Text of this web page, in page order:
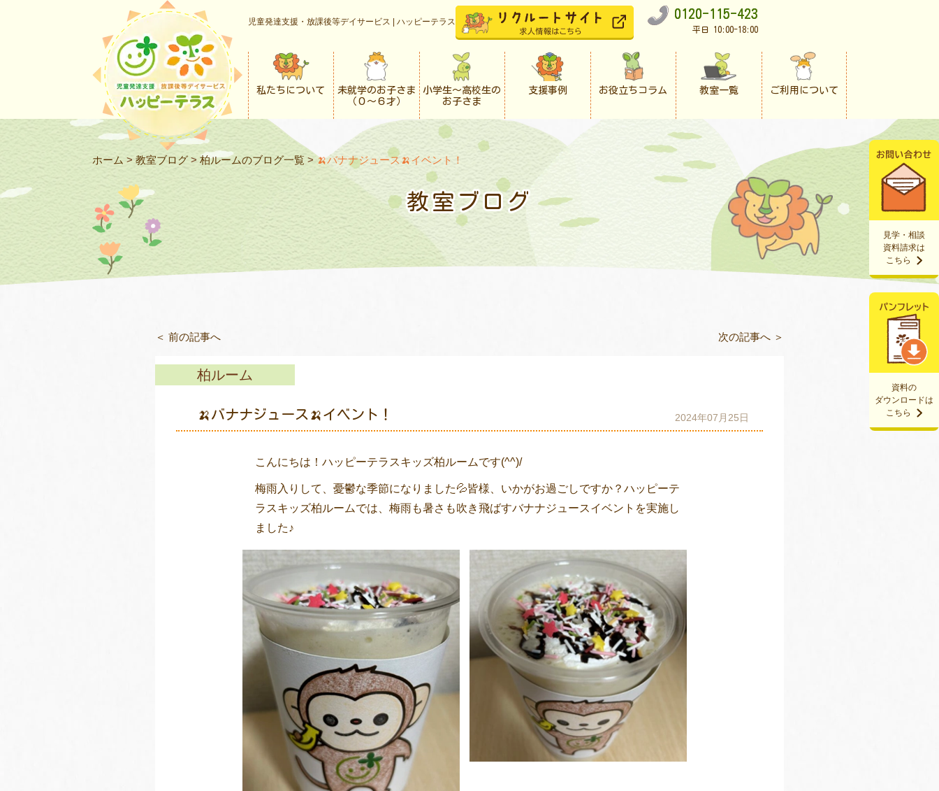
児童発達支援・放課後等デイサービス | ハッピーテラス
0120-115-423
平日 10:00-18:00
私たちについて
未就学のお子さま
（０〜６才）
小学生〜高校生の
お子さま
支援事例 お役立ちコラム 教室一覧 ご利用について
資料の
ダウンロードは
こちら
見学・相談
資料請求は
こちら
ホーム > 教室ブログ > 柏ルームのブログ一覧 > 🍌バナナジュース🍌イベント！
教室ブログ
＜ 前の記事へ 次の記事へ ＞
柏ルーム
🍌バナナジュース🍌イベント！ 2024年07月25日
こんにちは！ハッピーテラスキッズ柏ルームです(^^)/
梅雨入りして、憂鬱な季節になりました💦皆様、いかがお過ごしですか？ハッピーテ
ラスキッズ柏ルームでは、梅雨も暑さも吹き飛ばすバナナジュースイベントを実施し
ました♪